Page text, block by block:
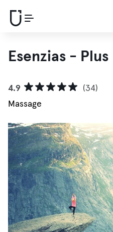
Esenzias - Plus
4.9
(34)
Massage